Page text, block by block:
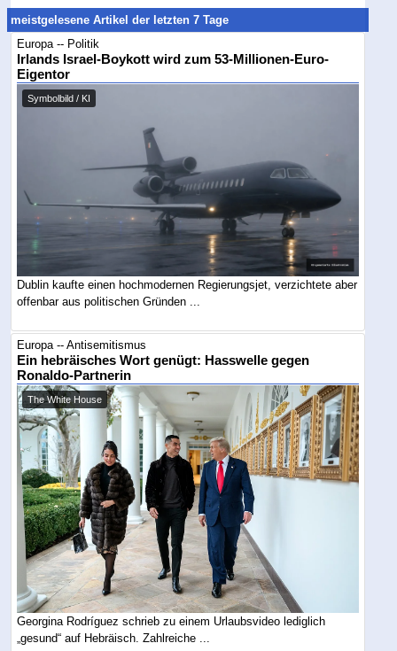
meistgelesene Artikel der letzten 7 Tage
Europa -- Politik
Irlands Israel-Boykott wird zum 53-Millionen-Euro-
Eigentor
Symbolbild / KI
Dublin kaufte einen hochmodernen Regierungsjet, verzichtete aber
offenbar aus politischen Gründen ...
Europa -- Antisemitismus
Ein hebräisches Wort genügt: Hasswelle gegen
Ronaldo-Partnerin
The White House
Georgina Rodríguez schrieb zu einem Urlaubsvideo lediglich
„gesund“ auf Hebräisch. Zahlreiche ...